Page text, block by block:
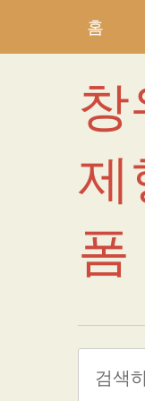
홈
제
폼